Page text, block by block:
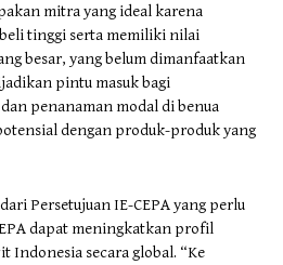
mitra yang ideal karena
tinggi serta memiliki nilai
besar, yang belum dimanfaatkan
pintu masuk bagi
penanaman modal di benua
dengan produk-produk yang
Persetujuan IE-CEPA yang perlu
dapat meningkatkan profil
Indonesia secara global. “Ke